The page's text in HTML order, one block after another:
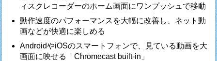
ィスクレコーダーのホーム画面にワンプッシュで移動
動作速度のパフォーマンスを大幅に改善し、ネット動
画などが快適に楽しめる
AndroidやiOSのスマートフォンで、見ている動画を大
画面に映せる「Chromecast built-in」